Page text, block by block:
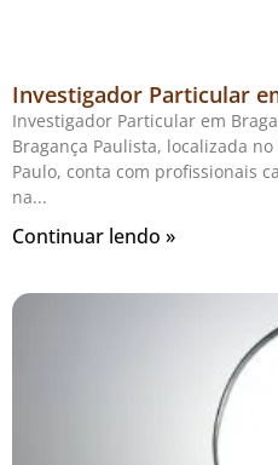
Investigador Particular
Investigador Particular em
Bragança Paulista, localizada
Paulo, conta com profissionais
na
Continuar lendo »